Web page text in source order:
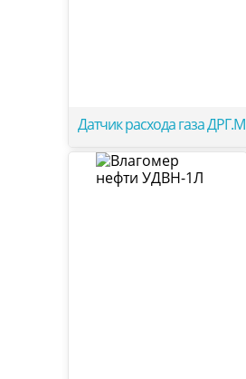
Датчик расхода газа ДРГ.М